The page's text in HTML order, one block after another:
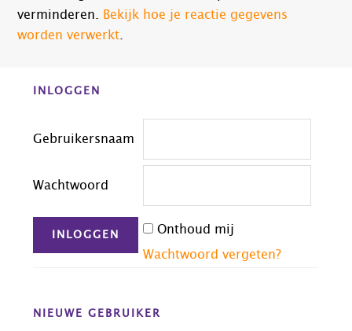
verminderen.
Bekijk hoe je reactie gegevens
worden verwerkt
Before
INLOGGEN
Gebruikersnaam
Wachtwoord
Onthoud mij
Wachtwoord vergeten?
NIEUWE GEBRUIKER